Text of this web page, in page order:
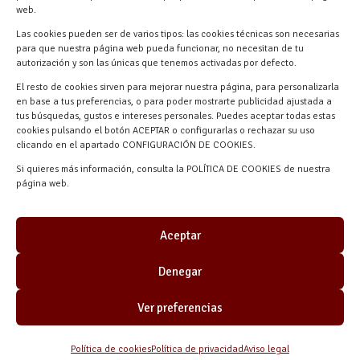
web.
Las cookies pueden ser de varios tipos: las cookies técnicas son necesarias
para que nuestra página web pueda funcionar, no necesitan de tu
autorización y son las únicas que tenemos activadas por defecto.
El resto de cookies sirven para mejorar nuestra página, para personalizarla
en base a tus preferencias, o para poder mostrarte publicidad ajustada a
tus búsquedas, gustos e intereses personales. Puedes aceptar todas estas
cookies pulsando el botón ACEPTAR o configurarlas o rechazar su uso
clicando en el apartado CONFIGURACIÓN DE COOKIES.
Si quieres más información, consulta la POLÍTICA DE COOKIES de nuestra
página web.
Aceptar
Denegar
Ver preferencias
Política de cookiesPolítica de privacidadAviso legal
Navalmanzano, Segovia, ESPAÑA
Materiales Manuel Martín © 2026 |
Desarrollado por